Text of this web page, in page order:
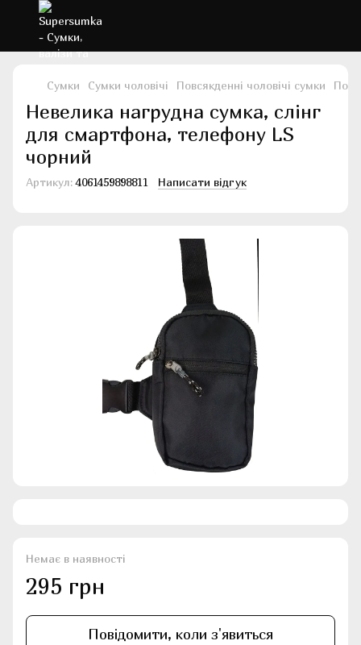
Сумки Сумки чоловічі Повсякденні чоловічі сумки
Невелика нагрудна сумка, слінг
для смартфона, телефону LS
чорний
Артикул:4061459898811 Написати відгук
Немає в наявності
295 грн
Повідомити, коли з'явиться